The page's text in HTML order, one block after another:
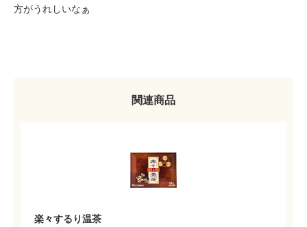
方がうれしいなぁ
関連商品
楽々するり温茶